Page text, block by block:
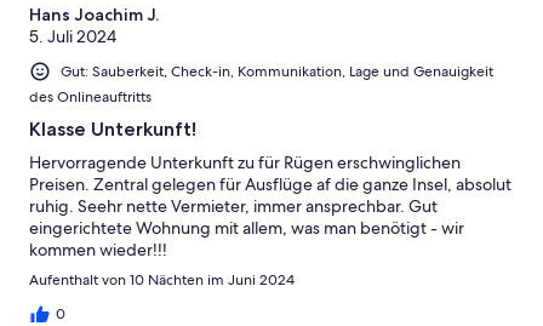
Hans Joachim J.
5. Juli 2024
Gut: Sauberkeit, Check-in, Kommunikation, Lage und Genauigkeit
des Onlineauftritts
Klasse Unterkunft!
Hervorragende Unterkunft zu für Rügen erschwinglichen
Preisen. Zentral gelegen für Ausflüge af die ganze Insel, absolut
ruhig. Seehr nette Vermieter, immer ansprechbar. Gut
eingerichtete Wohnung mit allem, was man benötigt - wir
kommen wieder!!!
Aufenthalt von 10 Nächten im Juni 2024
0